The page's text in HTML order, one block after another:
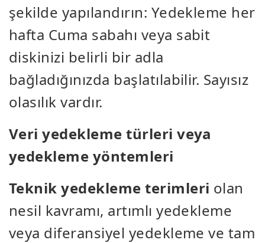
şekilde yapılandırın: Yedekleme her
hafta Cuma sabahı veya sabit
diskinizi belirli bir adla
bağladığınızda başlatılabilir. Sayısız
olasılık vardır.
Veri yedekleme türleri veya
yedekleme yöntemleri
Teknik yedekleme terimleri olan
nesil kavramı, artımlı yedekleme
veya diferansiyel yedekleme ve tam